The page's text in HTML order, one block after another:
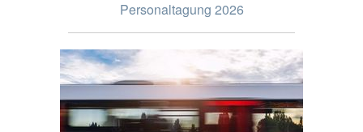
Personaltagung 2026